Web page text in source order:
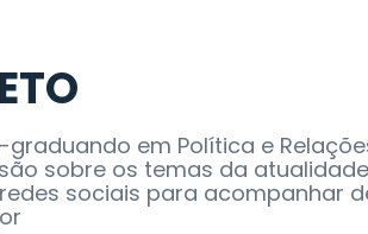
em Política e
sobre os temas da
sociais para acompanhar